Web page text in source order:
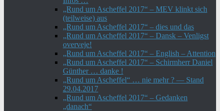
„Rund um Ascheffel 2017“ – MEV klinkt sich
(teilweise) aus
„Rund um Ascheffel 2017“ – dies und das
„Rund um Ascheffel 2017“ – Dansk – Venligst
overveje!
„Rund um Ascheffel 2017“ – English – Attention
„Rund um Ascheffel 2017“ – Schirmherr Daniel
Günther … danke !
„Rund um Ascheffel“ … nie mehr ? — Stand
29.04.2017
„Rund um Ascheffel 2017“ – Gedanken
„danach“